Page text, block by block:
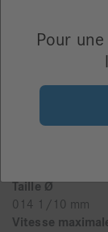
Taille Ø
014 1/10 mm
Vitesse
Pour